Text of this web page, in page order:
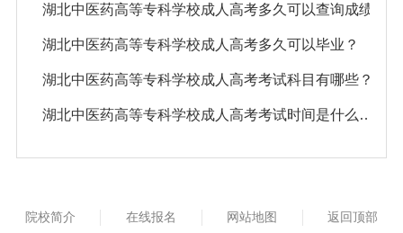
湖北中医药高等专科学校成人高考多久可以查询成绩
湖北中医药高等专科学校成人高考多久可以毕业？
湖北中医药高等专科学校成人高考考试科目有哪些？
湖北中医药高等专科学校成人高考考试时间是什么时候？
院校简介 在线报名 网站地图 返回顶部